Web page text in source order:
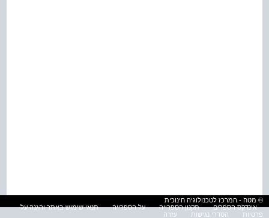
© מטח - המרכז לטכנולוגיה חינוכית
אינדקס הספרים
תקנון הספרייה על הספרייה
תנאי שימוש באתר והגנה על
פרטיות
הסדרי נגישות עזרה